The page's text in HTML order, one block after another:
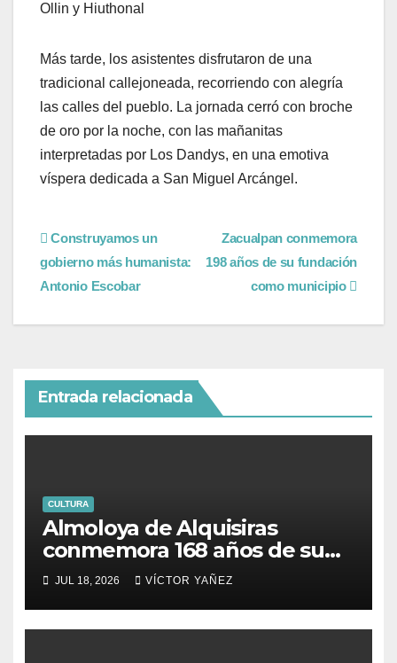
Ollin y Hiuthonal
Más tarde, los asistentes disfrutaron de una
tradicional callejoneada, recorriendo con alegría
las calles del pueblo. La jornada cerró con broche
de oro por la noche, con las mañanitas
interpretadas por Los Dandys, en una emotiva
víspera dedicada a San Miguel Arcángel.
Zacualpan conmemora
198 años de su fundación
como municipio
Construyamos un
gobierno más humanista:
Antonio Escobar
Entrada relacionada
CULTURA
Almoloya de Alquisiras
conmemora 168 años de su
fundación
JUL 18, 2026 VÍCTOR YAÑEZ